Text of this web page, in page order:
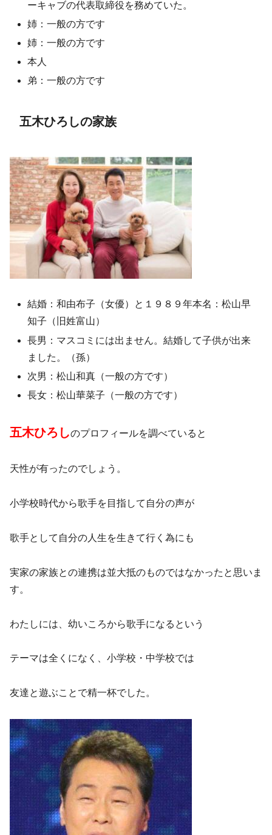
ーキャブの代表取締役を務めていた。
姉：一般の方です
姉：一般の方です
本人
弟：一般の方です
五木ひろしの家族
結婚：和由布子（女優）と１９８９年本名：松山早
知子（旧姓富山）
長男：マスコミには出ません。結婚して子供が出来
ました。（孫）
次男：松山和真（一般の方です）
長女：松山華菜子（一般の方です）
五木ひろしのプロフィールを調べていると
天性が有ったのでしょう。
小学校時代から歌手を目指して自分の声が
歌手として自分の人生を生きて行く為にも
実家の家族との連携は並大抵のものではなかったと思いま
す。
わたしには、幼いころから歌手になるという
テーマは全くになく、小学校・中学校では
友達と遊ぶことで精一杯でした。